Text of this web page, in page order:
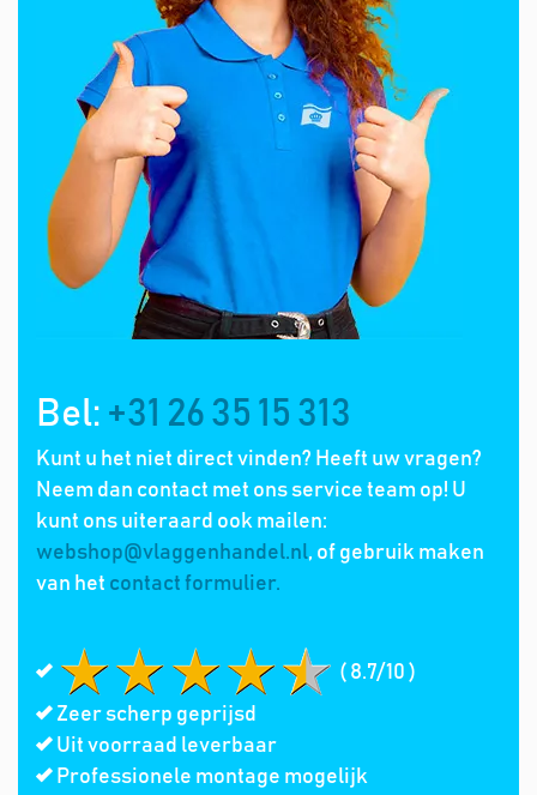
Bel: +31 26 35 15 313
Kunt u het niet direct vinden? Heeft uw vragen?
Neem dan contact met ons service team op! U
kunt ons uiteraard ook mailen:
webshop@vlaggenhandel.nl, of gebruik maken
van het contact formulier.
( 8.7/10 )
Zeer scherp geprijsd
Uit voorraad leverbaar
Professionele montage mogelijk